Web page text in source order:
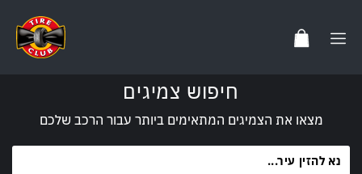
חיפוש צמיגים
מצאו את הצמיגים המתאימים ביותר עבור הרכב שלכם